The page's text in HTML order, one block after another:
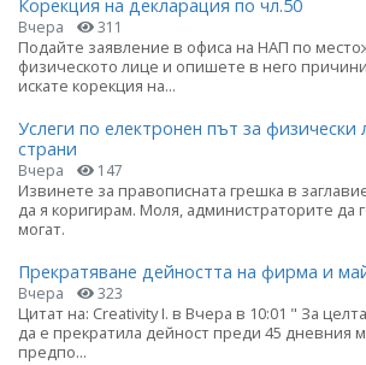
Корекция на декларация по чл.50
Вчера 311
Подайте заявление в офиса на НАП по
физическото лице и опишете в него
искате корекция на...
Услеги по електронен път за физически
страни
Вчера 147
Извинете за правописната грешка в
да я коригирам. Моля, администраторите да
могат.
Прекратяване дейността на фирма и
Вчера 323
Цитат на: Creativity I. в Вчера в 10:01 " За
да е прекратила дейност преди 45 дневния
предпо...